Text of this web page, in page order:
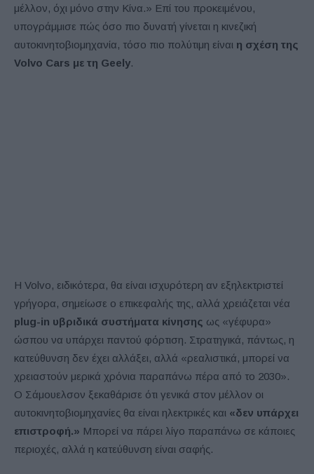
μέλλον, όχι μόνο στην Κίνα.» Επί του προκειμένου,
υπογράμμισε πώς όσο πιο δυνατή γίνεται η κινεζική
αυτοκινητοβιομηχανία, τόσο πιο πολύτιμη είναι η σχέση της
Volvo Cars με τη Geely.
Η Volvo, ειδικότερα, θα είναι ισχυρότερη αν εξηλεκτριστεί
γρήγορα, σημείωσε ο επικεφαλής της, αλλά χρειάζεται νέα
plug-in υβριδικά συστήματα κίνησης ως «γέφυρα»
ώσπου να υπάρχει παντού φόρτιση. Στρατηγικά, πάντως, η
κατεύθυνση δεν έχει αλλάξει, αλλά «ρεαλιστικά, μπορεί να
χρειαστούν μερικά χρόνια παραπάνω πέρα από το 2030».
Ο Σάμουελσον ξεκαθάρισε ότι γενικά στον μέλλον οι
αυτοκινητοβιομηχανίες θα είναι ηλεκτρικές και «δεν υπάρχει
επιστροφή.» Μπορεί να πάρει λίγο παραπάνω σε κάποιες
περιοχές, αλλά η κατεύθυνση είναι σαφής.